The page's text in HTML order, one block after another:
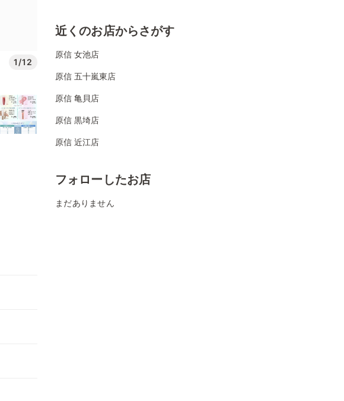
1/12
近くのお店からさがす
原信 女池店
原信 五十嵐東店
原信 亀貝店
原信 黒埼店
原信 近江店
フォローしたお店
まだありません